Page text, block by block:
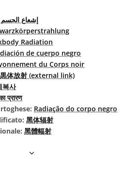
إشعاع الجسم
Radiation
de cuerpo negro
du Corps noir
黒体放射 (external link)
복사
प्रारण
Radiação do corpo negro
黑体辐射
黑體輻射